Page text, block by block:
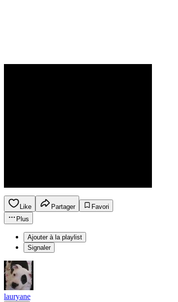
Like Partager
Favori
Plus
Ajouter à la playlist
Signaler
lauryane